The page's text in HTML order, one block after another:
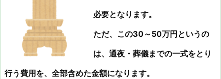
必要となります。
ただ、この30～50万円というの
は、通夜・葬儀までの一式をとり
行う費用を、全部含めた金額になります。